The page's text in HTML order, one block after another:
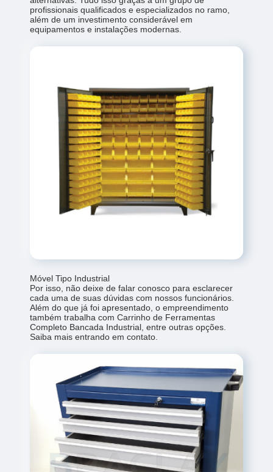
profissionais qualificados e especializados no ramo,
além de um investimento considerável em
equipamentos e instalações modernas.
Móvel Tipo Industrial
Por isso, não deixe de falar conosco para esclarecer
cada uma de suas dúvidas com nossos funcionários.
Além do que já foi apresentado, o empreendimento
também trabalha com Carrinho de Ferramentas
Completo Bancada Industrial, entre outras opções.
Saiba mais entrando em contato.